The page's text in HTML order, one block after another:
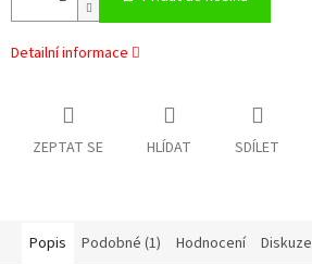
Detailní informace
ZEPTAT SE HLÍDAT SDÍLET
Popis Podobné (1) Hodnocení Diskuze